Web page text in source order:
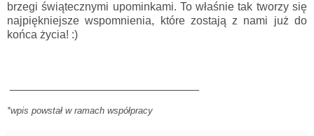
brzegi świątecznymi upominkami. To właśnie tak tworzy się
najpiękniejsze wspomnienia, które zostają z nami już do
końca życia! :)
*wpis powstał w ramach współpracy